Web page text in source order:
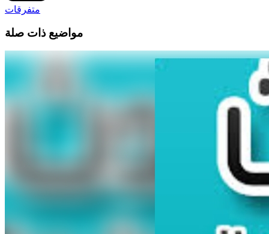
متفرقات
مواضيع ذات صلة